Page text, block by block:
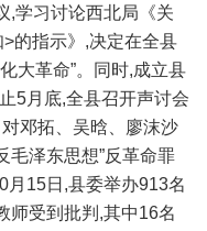
,学习讨论西北局《关
的指示》,决定在全县
大革命”。同时,成立县
5月底,全县召开声讨会
邓拓、吴晗、廖沫沙
毛泽东思想”反革命罪
月15日,县委举办913名
师受到批判,其中16名